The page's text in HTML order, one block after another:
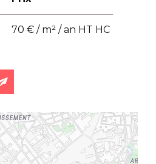
70 € / m² / an HT HC